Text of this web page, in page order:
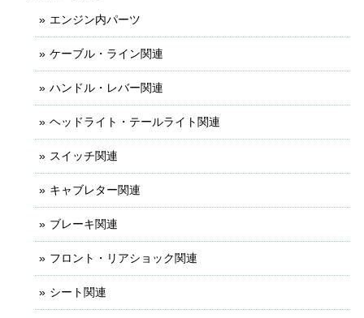
エンジン内パーツ
ケーブル・ライン関連
ハンドル・レバー関連
ヘッドライト・テールライト関連
スイッチ関連
キャブレター関連
ブレーキ関連
フロント・リアショック関連
シート関連